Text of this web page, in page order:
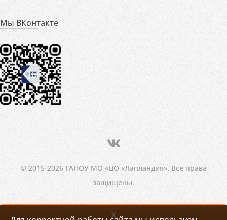
Мы ВКонтакте
© 2015-2026 ГАНОУ МО «ЦО «Лапландия». Все права
защищены.
X